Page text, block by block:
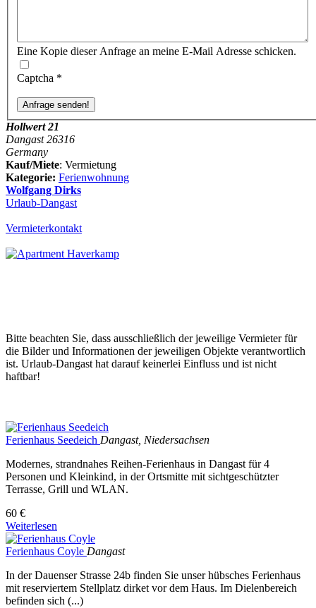
Eine Kopie dieser Anfrage an meine E-Mail Adresse schicken.
Captcha *
Hollwert 21
Dangast 26316
Germany
Kauf/Miete: Vermietung
Kategorie: Ferienwohnung
Wolfgang Dirks
Urlaub-Dangast
Vermieterkontakt
Bitte beachten Sie, dass ausschließlich der jeweilige Vermieter für
die Bilder und Informationen der jeweiligen Objekte verantwortlich
ist. Urlaub-Dangast hat darauf keinerlei Einfluss und ist nicht
haftbar!
Ferienhaus Seedeich Dangast, Niedersachsen
Modernes, strandnahes Reihen-Ferienhaus in Dangast für 4
Personen und Kleinkind, in der Ortsmitte mit sichtgeschützter
Terrasse, Grill und WLAN.
60 €
Weiterlesen
Ferienhaus Coyle Dangast
In der Dauenser Strasse 24b finden Sie unser hübsches Ferienhaus
mit reserviertem Stellplatz dirket vor dem Haus. Im Dielenbereich
befinden sich (...)